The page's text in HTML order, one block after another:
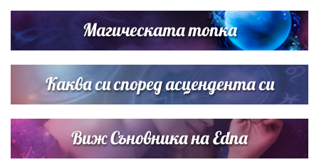
Димов издадоха своето любимо място
Дъщерята на Тодор Батков вдигна сватба, Стоичков и
Братя Аргирови я изненадаха с песен
Магическата топка
Каква си според асцендента си
Виж Съновника на Edna